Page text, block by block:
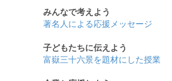
みんなで考えよう
著名人による応援メッセージ
子どもたちに伝えよう
富嶽三十六景を題材にした授業